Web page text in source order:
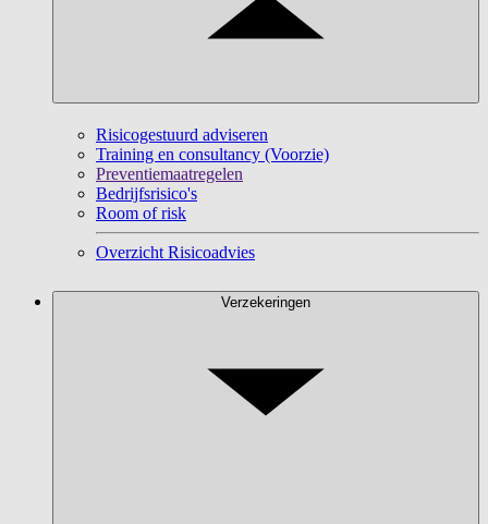
Risicogestuurd adviseren
Training en consultancy (Voorzie)
Preventiemaatregelen
Bedrijfsrisico's
Room of risk
Overzicht Risicoadvies
Verzekeringen